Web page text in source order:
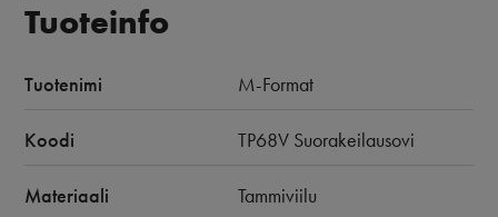
Tuoteinfo
Tuotenimi M-Format
Koodi TP68V Suorakeilausovi
Materiaali Tammiviilu